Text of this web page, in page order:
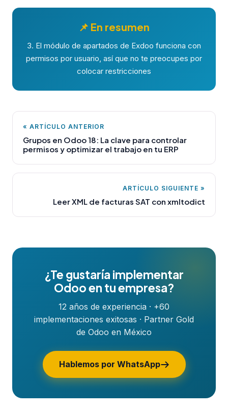
📌 En resumen
3. El módulo de apartados de Exdoo funciona con
permisos por usuario, así que no te preocupes por
colocar restricciones
« ARTÍCULO ANTERIOR
Grupos en Odoo 18: La clave para controlar
permisos y optimizar el trabajo en tu ERP
ARTÍCULO SIGUIENTE »
Leer XML de facturas SAT con xmltodict
¿Te gustaría implementar
Odoo en tu empresa?
12 años de experiencia · +60
implementaciones exitosas · Partner Gold
de Odoo en México
Hablemos por WhatsApp